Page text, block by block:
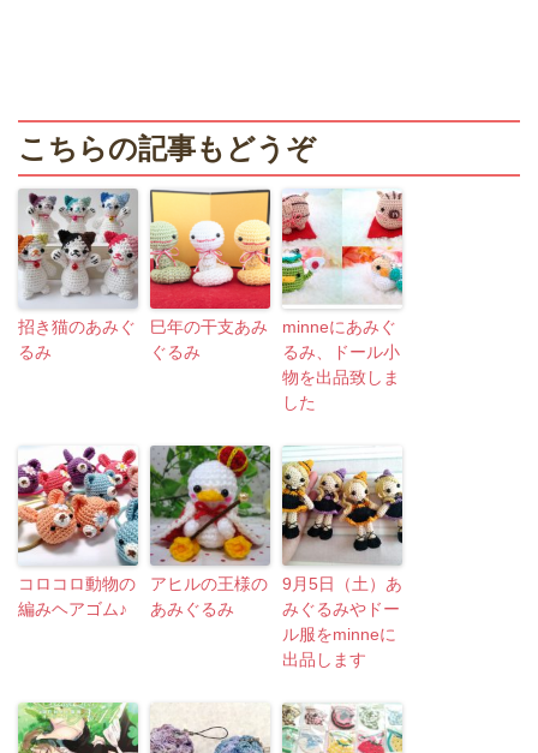
こちらの記事もどうぞ
招き猫のあみぐ
るみ
巳年の干支あみ
ぐるみ
minneにあみぐ
るみ、ドール小
物を出品致しま
した
コロコロ動物の
編みヘアゴム♪
アヒルの王様の
あみぐるみ
9月5日（土）あ
みぐるみやドー
ル服をminneに
出品します